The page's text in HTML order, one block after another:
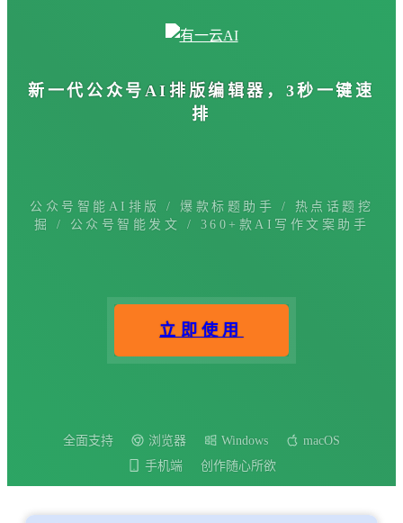
新一代公众号 AI排版编辑器 ，3秒一键速
排
公众号智能AI排版 / 爆款标题助手 / 热点话题挖
掘 / 公众号智能发文 / 360+款AI写作文案助手
立即使用
全面支持 浏览器 Windows
macOS
手机端
创作随心所欲